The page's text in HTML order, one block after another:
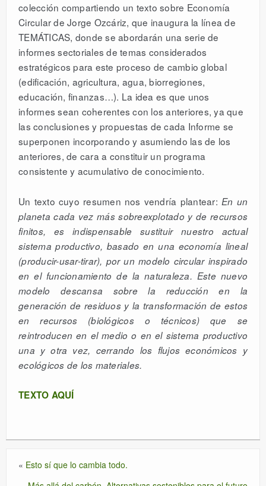
colección compartiendo un texto sobre Economía
Circular de Jorge Ozcáriz, que inaugura la línea de
TEMÁTICAS, donde se abordarán una serie de
informes sectoriales de temas considerados
estratégicos para este proceso de cambio global
(edificación, agricultura, agua, biorregiones,
educación, finanzas…). La idea es que unos
informes sean coherentes con los anteriores, ya que
las conclusiones y propuestas de cada Informe se
superponen incorporando y asumiendo las de los
anteriores, de cara a constituir un programa
consistente y acumulativo de conocimiento.
Un texto cuyo resumen nos vendría plantear: En un
planeta cada vez más sobreexplotado y de recursos
finitos, es indispensable sustituir nuestro actual
sistema productivo, basado en una economía lineal
(producir-usar-tirar), por un modelo circular inspirado
en el funcionamiento de la naturaleza. Este nuevo
modelo descansa sobre la reducción en la
generación de residuos y la transformación de estos
en recursos (biológicos o técnicos) que se
reintroducen en el medio o en el sistema productivo
una y otra vez, cerrando los flujos económicos y
ecológicos de los materiales.
TEXTO AQUÍ
« Esto sí que lo cambia todo.